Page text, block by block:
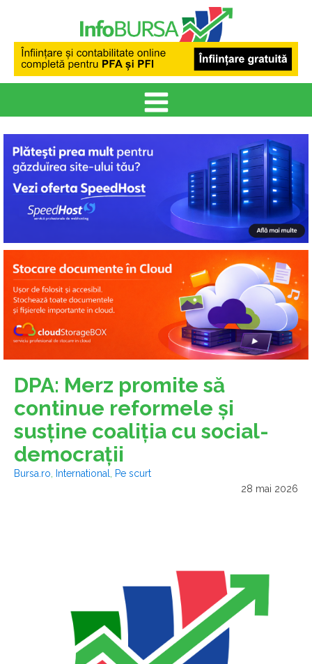
DPA: Merz promite să
continue reformele şi
susţine coaliţia cu social-
democraţii
Bursa.ro International
Pe scurt
28 mai 2026